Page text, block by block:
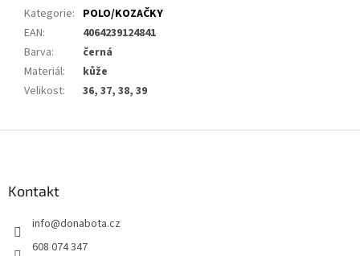
Kategorie: POLO/KOZAČKY
EAN:
4064239124841
Barva:
černá
Materiál:
kůže
Velikost: 36, 37, 38, 39
Kontakt
info@donabota.cz
608 074 347